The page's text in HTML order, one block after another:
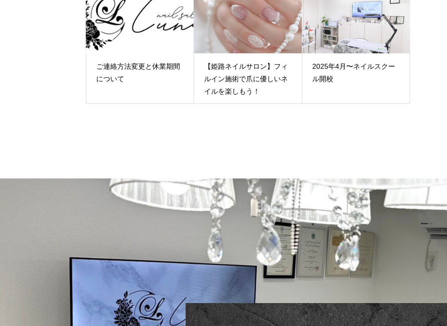
ご連絡方法変更と休業期間
について
【姫路ネイルサロン】フィ
ルイン施術で爪に優しいネ
イルを楽しもう！
2025年4月〜ネイルスクー
ル開校